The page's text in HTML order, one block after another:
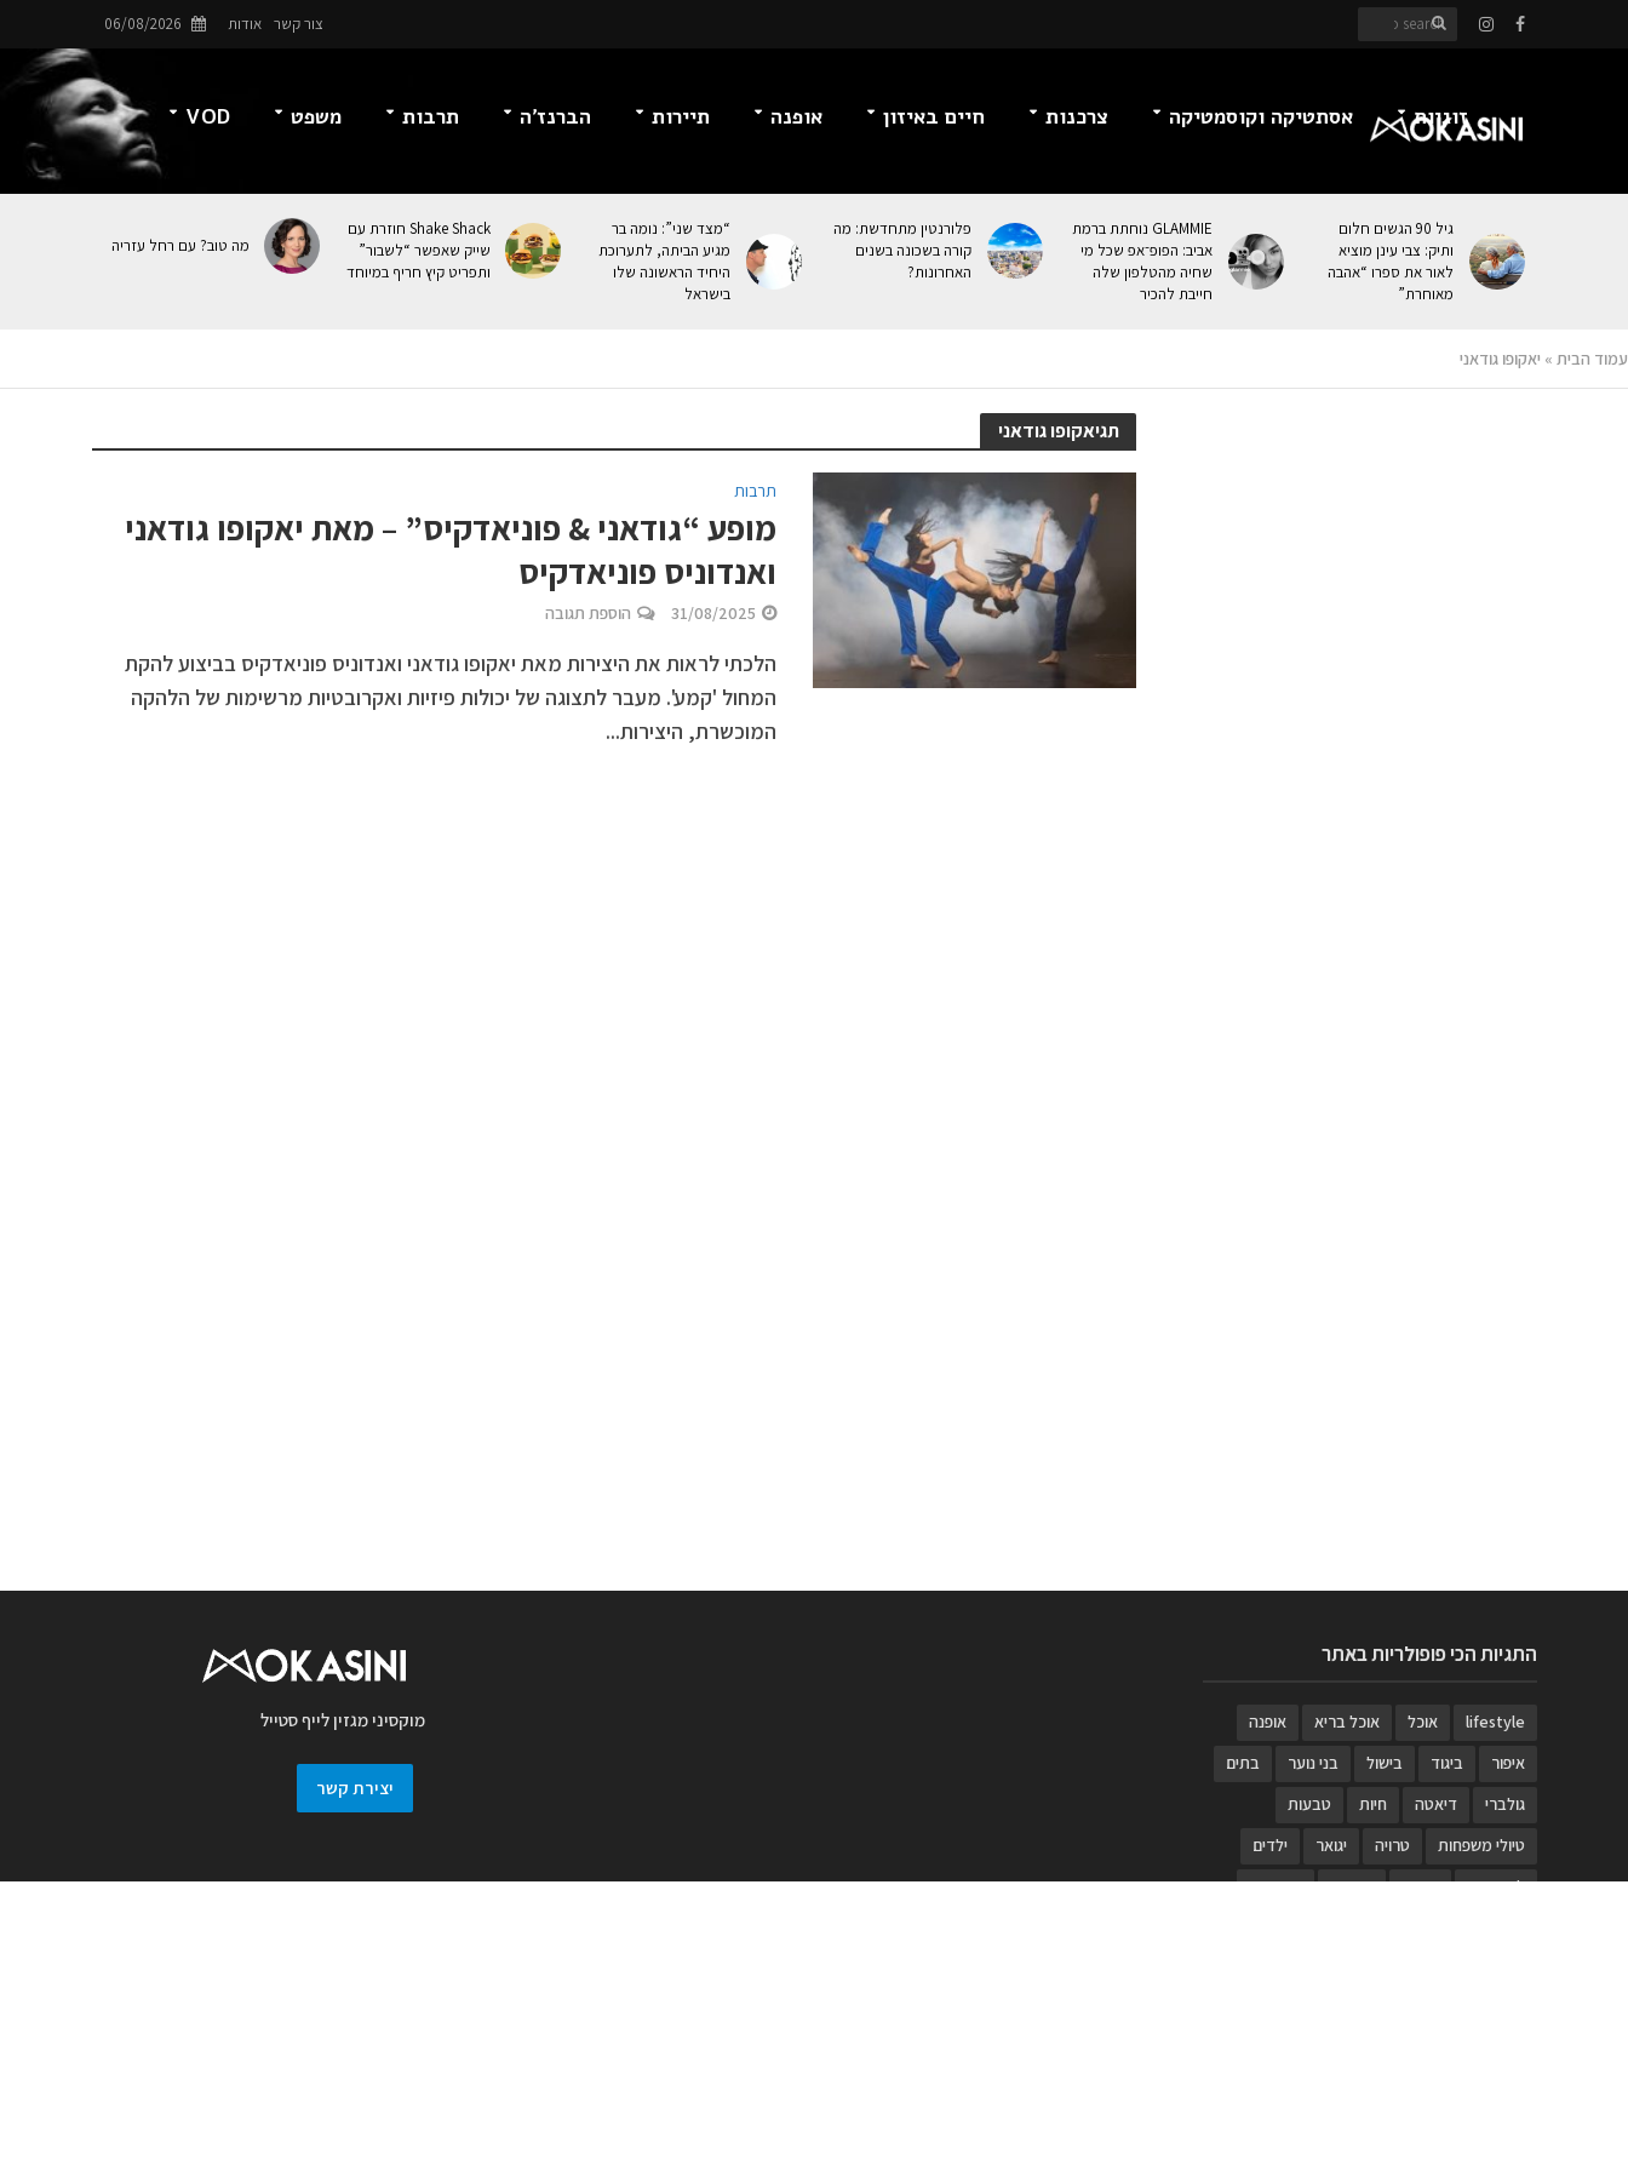
צור קשר אודות 06/08/2026
זוגיות אסתטיקה וקוסמטיקה צרכנות חיים באיזון אופנה תיירות הברנז’ה תרבות משפט VOD
גיל 90 הגשים חלום
ותיק: צבי עינן מוציא
לאור את ספרו “אהבה
מאוחרת”
GLAMMIE נוחתת ברמת
אביב: הפופ־אפ שכל מי
שחיה מהטלפון שלה
חייבת להכיר
פלורנטין מתחדשת: מה
קורה בשכונה בשנים
האחרונות?
“מצד שני”: נומה בר
מגיע הביתה, לתערוכת
היחיד הראשונה שלו
בישראל
Shake Shack חוזרת עם
שייק שאפשר “לשבור”
ותפריט קיץ חריף במיוחד
מה טוב? עם רחל עזריה
עמוד הבית » יאקופו גודאני
תגיאקופו גודאני
תרבות
מופע “גודאני & פוניאדקיס” – מאת יאקופו גודאני
ואנדוניס פוניאדקיס
31/08/2025 הוספת תגובה
הלכתי לראות את היצירות מאת יאקופו גודאני ואנדוניס פוניאדקיס בביצוע להקת
המחול 'קמע'. מעבר לתצוגה של יכולות פיזיות ואקרובטיות מרשימות של הלהקה
המוכשרת, היצירות...
מוקסיני מגזין לייף סטייל
יצירת קשר
מגזין מוקסיני מכבד זכויות יוצרים ועושה מאמץ
התגיות הכי פופולריות באתר
lifestyle אוכל אוכל בריא
אופנה
איפור
ביגוד בישול בני נוער
בתים
גולברי
דיאטה חיות
טבעות
טיולי משפחות
טרויה יגואר
ילדים
לנד רובר
מוזאון מוזיקה
מטבחים